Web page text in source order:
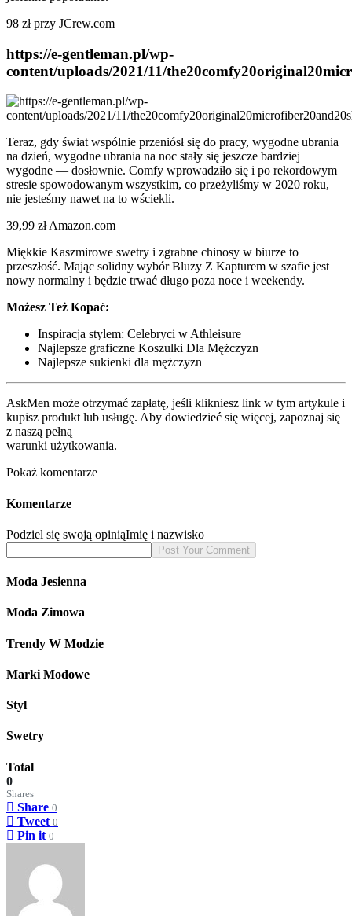
98 zł przy JCrew.com
https://e-gentleman.pl/wp-
content/uploads/2021/11/
Teraz, gdy świat wspólnie przeniósł się do pracy, wygodne ubrania
na dzień, wygodne ubrania na noc stały się jeszcze bardziej
wygodne — dosłownie. Comfy wprowadziło się i po rekordowym
stresie spowodowanym wszystkim, co przeżyliśmy w 2020 roku,
nie jesteśmy nawet na to wściekli.
39,99 zł Amazon.com
Miękkie Kaszmirowe swetry i zgrabne chinosy w biurze to
przeszłość. Mając solidny wybór Bluzy Z Kapturem w szafie jest
nowy normalny i będzie trwać długo poza noce i weekendy.
Możesz Też Kopać:
Inspiracja stylem: Celebryci w Athleisure
Najlepsze graficzne Koszulki Dla Mężczyzn
Najlepsze sukienki dla mężczyzn
AskMen może otrzymać zapłatę, jeśli klikniesz link w tym artykule i
kupisz produkt lub usługę. Aby dowiedzieć się więcej, zapoznaj się
z naszą pełną
warunki użytkowania.
Pokaż komentarze
Komentarze
Podziel się swoją opiniąImię i nazwisko
Moda Jesienna
Moda Zimowa
Trendy W Modzie
Marki Modowe
Styl
Swetry
Total
0
Shares
Share 0
Tweet 0
Pin it 0